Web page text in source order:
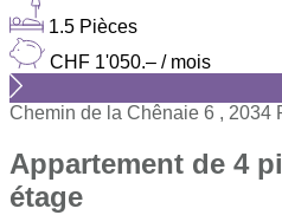
1.5 Pièces
CHF 1'050.– / mois
Chemin de la Chênaie 6 , 2034
Appartement de 4
étage